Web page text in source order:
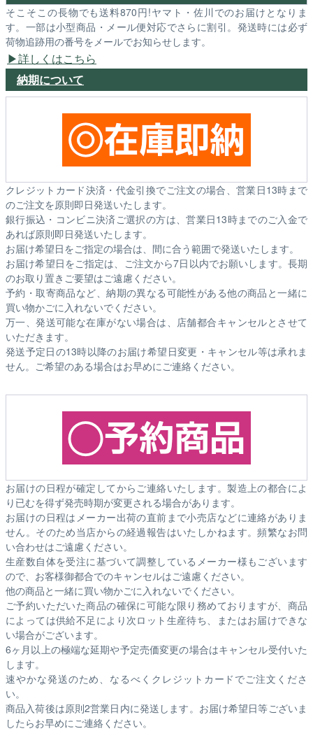
そこそこの長物でも送料870円!ヤマト・佐川でのお届けとなりま
す。一部は小型商品・メール便対応でさらに割引。発送時には必ず
荷物追跡用の番号をメールでお知らせします。
詳しくはこちら
納期について
クレジットカード決済・代金引換でご注文の場合、営業日13時まで
のご注文を原則即日発送いたします。
銀行振込・コンビニ決済ご選択の方は、営業日13時までのご入金で
あれば原則即日発送いたします。
お届け希望日をご指定の場合は、間に合う範囲で発送いたします。
お届け希望日をご指定は、ご注文から7日以内でお願いします。長期
のお取り置きご要望はご遠慮ください。
予約・取寄商品など、納期の異なる可能性がある他の商品と一緒に
買い物かごに入れないでください。
万一、発送可能な在庫がない場合は、店舗都合キャンセルとさせて
いただきます。
発送予定日の13時以降のお届け希望日変更・キャンセル等は承れま
せん。ご希望のある場合はお早めにご連絡ください。
お届けの日程が確定してからご連絡いたします。製造上の都合によ
り已むを得ず発売時期が変更される場合があります。
お届けの日程はメーカー出荷の直前まで小売店などに連絡がありま
せん。そのため当店からの経過報告はいたしかねます。頻繁なお問
い合わせはご遠慮ください。
生産数自体を受注に基づいて調整しているメーカー様もございます
ので、お客様御都合でのキャンセルはご遠慮ください。
他の商品と一緒に買い物かごに入れないでください。
ご予約いただいた商品の確保に可能な限り務めておりますが、商品
によっては供給不足により次ロット生産待ち、またはお届けできな
い場合がございます。
6ヶ月以上の極端な延期や予定売価変更の場合はキャンセル受付いた
します。
速やかな発送のため、なるべくクレジットカードでご注文くださ
い。
商品入荷後は原則2営業日内に発送します。お届け希望日等ございま
したらお早めにご連絡ください。